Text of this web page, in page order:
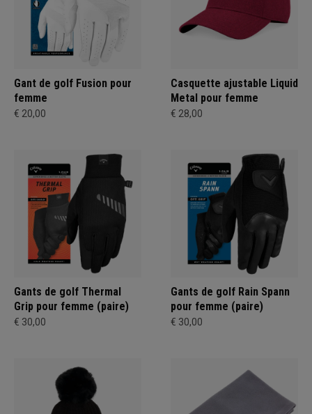
Gant de golf Fusion pour
femme
€ 20,00
Casquette ajustable Liquid
Metal pour femme
€ 28,00
Gants de golf Thermal
Grip pour femme (paire)
€ 30,00
Gants de golf Rain Spann
pour femme (paire)
€ 30,00